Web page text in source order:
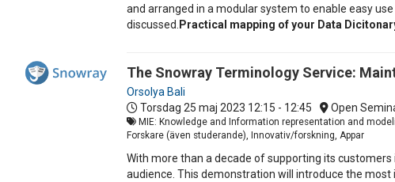
and arranged in a modular system to enable easy
discussed. Practical mapping of your Data
The Snowray Terminology Service:
Orsolya Bali
Torsdag 25 maj 2023 12:15 - 12:45 Open
MIE: Knowledge and Information representation and
Forskare (även studerande), Innovativ/forskning, Appar
With more than a decade of supporting its
audience. This demonstration will introduce the